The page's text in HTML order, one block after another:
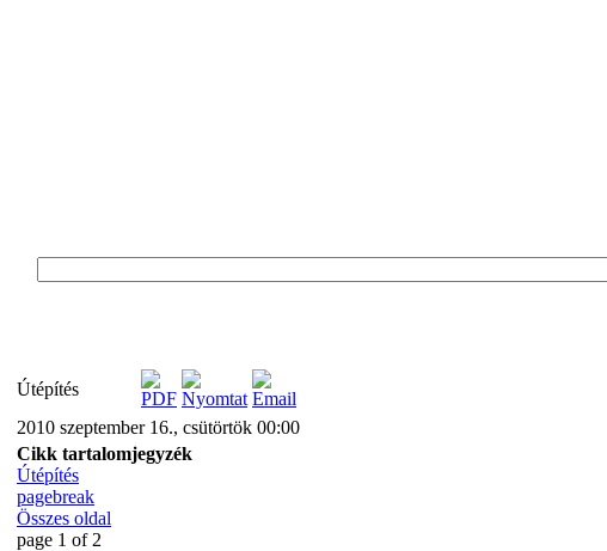
Útépítés
2010 szeptember 16., csütörtök 00:00
Cikk tartalomjegyzék
Útépítés
pagebreak
Összes oldal
page 1 of 2